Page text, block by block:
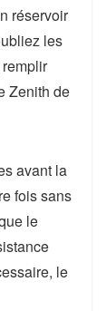
réservoir
les
Zenith de
avant la
fois sans
le
le